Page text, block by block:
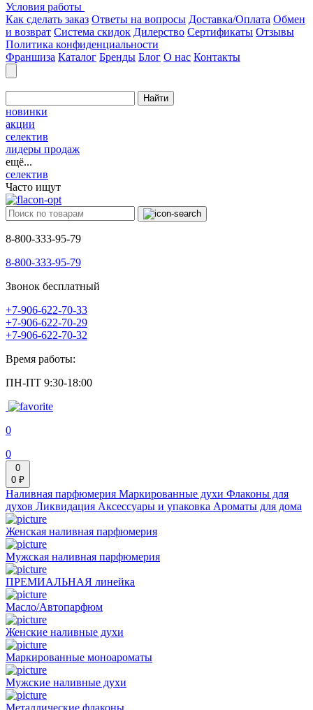
Условия работы
Как сделать заказ Ответы на вопросы Доставка/Оплата Обмен
и возврат Система скидок Дилерство Сертификаты Отзывы
Политика конфиденциальности
Франшиза Каталог Бренды Блог О нас Контакты
Найти
новинки
акции
селектив
лидеры продаж
ещё...
селектив
Часто ищут
8-800-333-95-79
8-800-333-95-79
Звонок бесплатный
+7-906-622-70-33
+7-906-622-70-29
+7-906-622-70-32
Время работы:
ПН-ПТ 9:30-18:00
0
0
0
0 ₽
Наливная парфюмерия Маркированные духи Флаконы для
духов Ликвидация Аксессуары и упаковка Ароматы для дома
Женская наливная парфюмерия
Мужская наливная парфюмерия
ПРЕМИАЛЬНАЯ линейка
Масло/Автопарфюм
Женские наливные духи
Маркированные моноароматы
Мужские наливные духи
Металлические флаконы